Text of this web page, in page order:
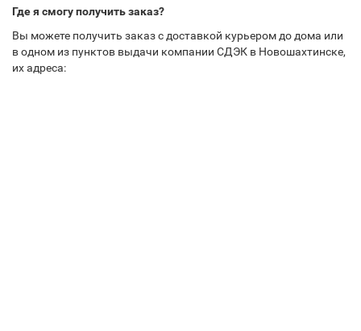
Где я смогу получить заказ?
Вы можете получить заказ с доставкой курьером до дома или
в одном из пунктов выдачи компании СДЭК в Новошахтинске,
их адреса: